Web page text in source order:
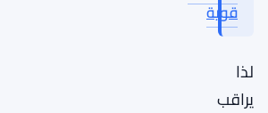
قوية
لذا
يراقب